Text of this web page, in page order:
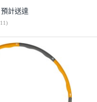
預計送達
11)